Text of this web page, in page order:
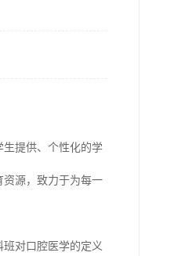
提供、个性化的学
源，致力于为每一
对口腔医学的定义